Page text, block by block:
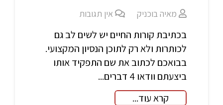
מאיה בוכניק אין תגובות
בכתיבת קורות החיים יש לשים לב גם
לכותרות ולא רק לתוכן הנסיון המקצועי.
בבואכם לכתוב את שם התפקיד אותו
ביצעתם וודאו 4 דברים...
קרא עוד...